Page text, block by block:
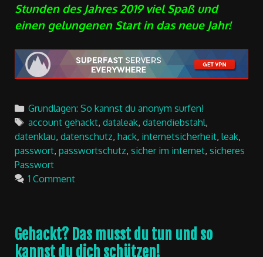
Passwörtern jedenfalls sehr gut. In diesem
Sinne wünschen wir dir für die letzten
einen gelungenen Start in das neue Jahr!
Categories
Grundlagen: So kannst du anonym surfen!
Tags
account gehackt,dataleak,datendiebstahl,
datenklau
passwort,passwortschutz